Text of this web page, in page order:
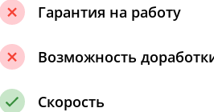
Гарантия на работу
Возможность
Скорость